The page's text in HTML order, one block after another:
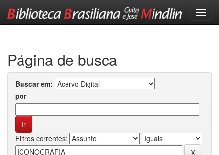
Página de busca
Buscar em:
por
Filtros correntes: